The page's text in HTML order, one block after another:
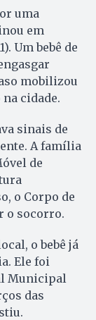
uma
em
Um bebê de
mobilizou
cidade.
sinais de
A família
de
o Corpo de
o socorro.
o bebê já
Ele foi
Municipal
das